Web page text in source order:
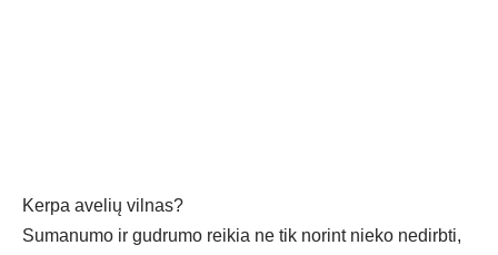
Kerpa avelių vilnas?
Sumanumo ir gudrumo reikia ne tik norint nieko nedirbti,